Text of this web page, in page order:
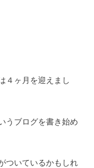
４ヶ月を迎えまし
うブログを書き始め
ついているかもしれ